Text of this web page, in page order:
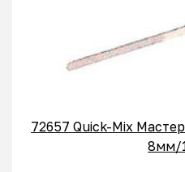
72657 Quick-Mix
8мм/